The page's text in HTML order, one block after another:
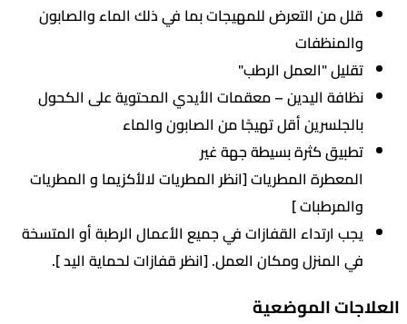
قلل من التعرض للمهيجات بما في ذلك الماء والصابون
والمنظفات
تقليل "العمل الرطب"
نظافة اليدين – معقمات الأيدي المحتوية على الكحول
بالجلسرين أقل تهيجًا من الصابون والماء
تطبيق كثرة بسيطة جهة غير
المعطرة المطريات [انظر المطريات لالأكزيما و المطريات
والمرطبات ]
يجب ارتداء القفازات في جميع الأعمال الرطبة أو المتسخة
في المنزل ومكان العمل. [انظر قفازات لحماية اليد ].
الموضعية